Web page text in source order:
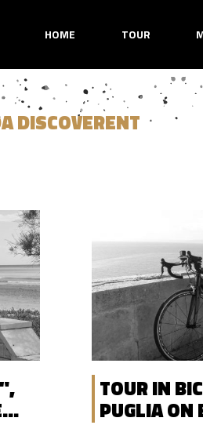
HOME TOUR
DISCOVERENT
TOUR IN
PUGLIA ON